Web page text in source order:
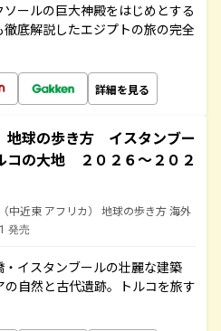
ールの巨大神殿をはじめとする
底解説したエジプトの旅の完全
詳細を見る
球の歩き方 イスタンブー
コの大地 ２０２６～２０２
中近東 アフリカ） 地球の歩き方 海外
発売
イスタンブールの壮麗な建築
自然と古代遺跡。トルコを旅す